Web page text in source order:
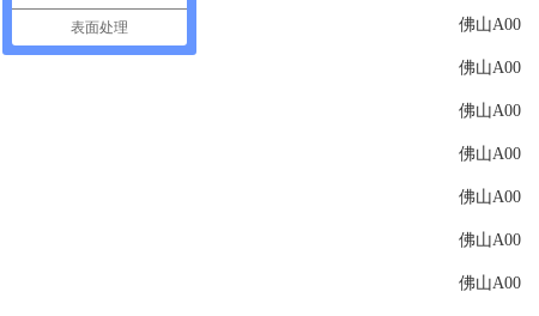
佛山A00
佛山A00
佛山A00
佛山A00
佛山A00
佛山A00
佛山A00
表面处理